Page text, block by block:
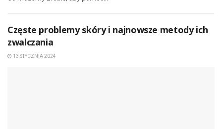
Częste problemy skóry i najnowsze metody ich
zwalczania
13 STYCZNIA 2024